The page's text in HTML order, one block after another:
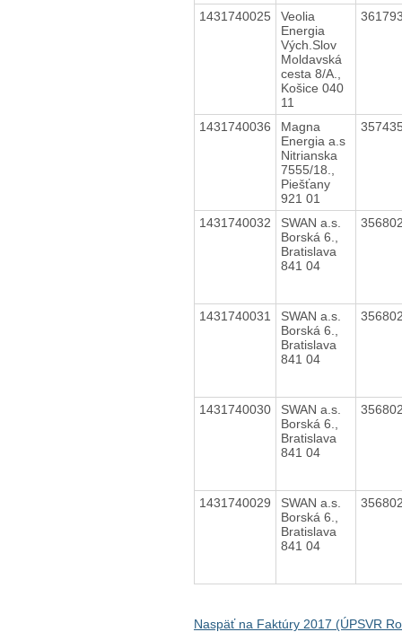
1431740025
Veolia
Energia
Vých.Slov
Moldavská
cesta 8/A.,
Košice 040
11
1431740036
Magna
Energia a.s
Nitrianska
7555/18.,
Piešťany
921 01
1431740032
SWAN a.s.
Borská 6.,
Bratislava
841 04
1431740031
SWAN a.s.
Borská 6.,
Bratislava
841 04
1431740030
SWAN a.s.
Borská 6.,
Bratislava
841 04
1431740029
SWAN a.s.
Borská 6.,
Bratislava
841 04
Naspäť na Faktúry 2017 (ÚPSVR